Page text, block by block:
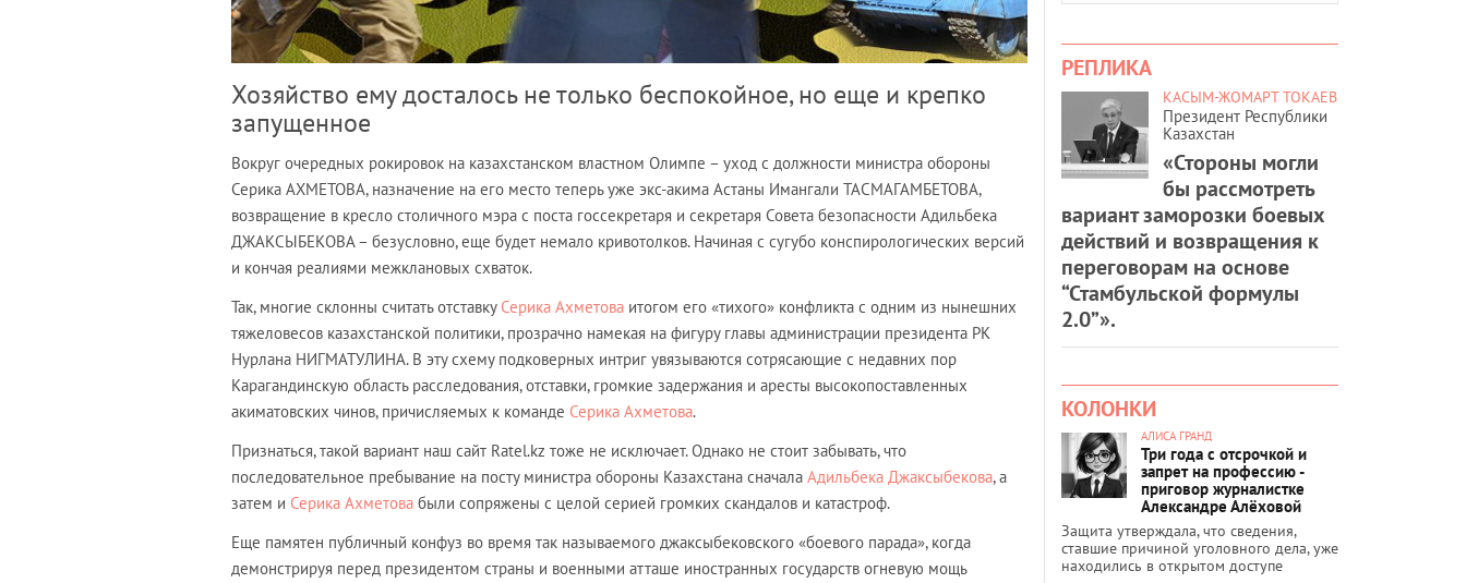
Хозяйство ему досталось не только беспокойное, но еще и крепко
запущенное
Вокруг очередных рокировок на казахстанском властном Олимпе – уход с должности министра обороны
Серика АХМЕТОВА, назначение на его место теперь уже экс-акима Астаны Имангали ТАСМАГАМБЕТОВА,
возвращение в кресло столичного мэра с поста госсекретаря и секретаря Совета безопасности Адильбека
ДЖАКСЫБЕКОВА – безусловно, еще будет немало кривотолков. Начиная с сугубо конспирологических версий
и кончая реалиями межклановых схваток.
Так, многие склонны считать отставку Серика Ахметова итогом его «тихого» конфликта с одним из нынешних
тяжеловесов казахстанской политики, прозрачно намекая на фигуру главы администрации президента РК
Нурлана НИГМАТУЛИНА. В эту схему подковерных интриг увязываются сотрясающие с недавних пор
Карагандинскую область расследования, отставки, громкие задержания и аресты высокопоставленных
акиматовских чинов, причисляемых к команде Серика Ахметова.
Признаться, такой вариант наш сайт Ratel.kz тоже не исключает. Однако не стоит забывать, что
последовательное пребывание на посту министра обороны Казахстана сначала Адильбека Джаксыбекова, а
затем и Серика Ахметова были сопряжены с целой серией громких скандалов и катастроф.
Еще памятен публичный конфуз во время так называемого джаксыбековского «боевого парада», когда
демонстрируя перед президентом страны и военными атташе иностранных государств огневую мощь
РЕПЛИКА
КАСЫМ-ЖОМАРТ ТОКАЕВ
Президент Республики
Казахстан
«Стороны могли
бы рассмотреть
вариант заморозки боевых
действий и возвращения к
переговорам на основе
“Стамбульской формулы
2.0”».
КОЛОНКИ
АЛИСА ГРАНД
Три года с отсрочкой и
запрет на профессию -
приговор журналистке
Александре Алёховой
Защита утверждала, что сведения,
ставшие причиной уголовного дела, уже
находились в открытом доступе